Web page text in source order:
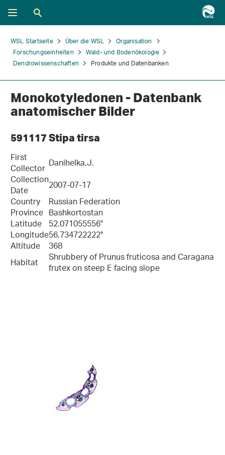
WSL Startseite Über die WSL
Organisation
Forschungseinheiten
Wald- und Bodenökologie
Dendrowissenschaften
Produkte und Datenbanken
Monokotyledonen - Datenbank
anatomischer Bilder
591117 Stipa tirsa
First
Collector Danihelka,J.
Collection
Date
2007-07-17
Country Russian Federation
Province Bashkortostan
Latitude 52.071055556°
Longitude56.734722222°
Altitude 368
Habitat
Shrubbery of Prunus fruticosa and Caragana
frutex on steep E facing slope